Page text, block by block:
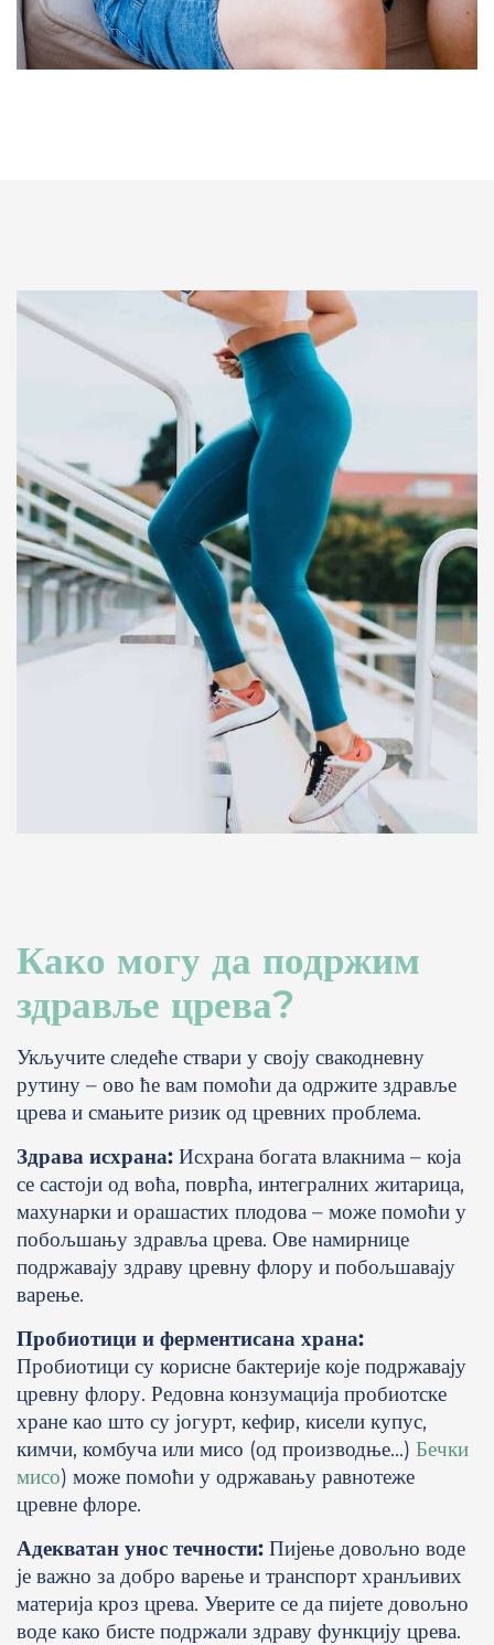
Како могу да подржим
здравље црева?
Укључите следеће ствари у своју свакодневну
рутину – ово ће вам помоћи да одржите здравље
црева и смањите ризик од цревних проблема.
Здрава исхрана: Исхрана богата влакнима – која
се састоји од воћа, поврћа, интегралних житарица,
махунарки и орашастих плодова – може помоћи у
побољшању здравља црева. Ове намирнице
подржавају здраву цревну флору и побољшавају
варење.
Пробиотици и ферментисана храна:
Пробиотици су корисне бактерије које подржавају
цревну флору. Редовна конзумација пробиотске
хране као што су јогурт, кефир, кисели купус,
кимчи, комбуча или мисо (од производње...) Бечки
мисо) може помоћи у одржавању равнотеже
цревне флоре.
Адекватан унос течности: Пијење довољно воде
је важно за добро варење и транспорт хранљивих
материја кроз црева. Уверите се да пијете довољно
воде како бисте подржали здраву функцију црева.